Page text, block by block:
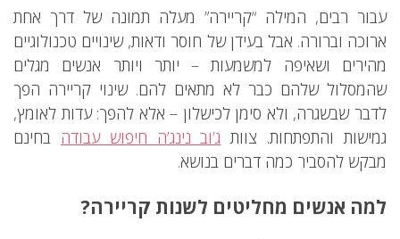
עבור רבים, המילה “קריירה” מעלה תמונה של דרך אחת
ארוכה וברורה. אבל בעידן של חוסר ודאות, שינויים טכנולוגיים
מהירים ושאיפה למשמעות – יותר ויותר אנשים מגלים
שהמסלול שלהם כבר לא מתאים להם. שינוי קריירה הפך
לדבר שבשגרה, ולא סימן לכישלון – אלא להפך: עדות לאומץ,
גמישות והתפתחות. צוות ג’וב נינג’ה חיפוש עבודה בחינם
מבקש להסביר כמה דברים בנושא.
למה אנשים מחליטים לשנות קריירה?